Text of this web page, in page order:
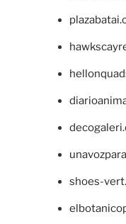
shoes-